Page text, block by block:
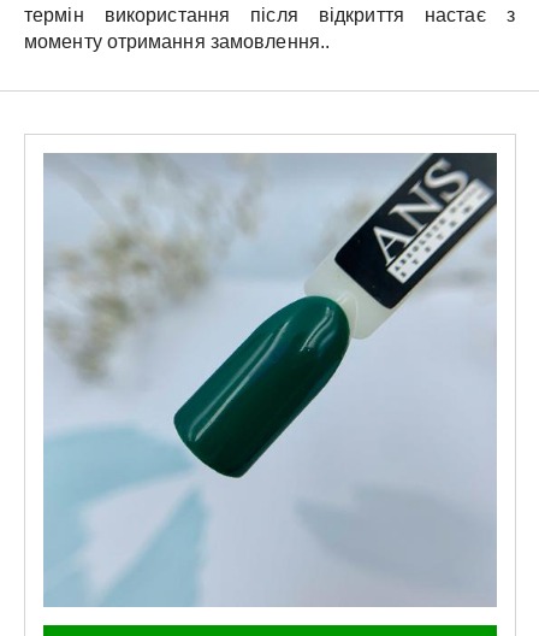
термін використання після відкриття настає з
моменту отримання замовлення..